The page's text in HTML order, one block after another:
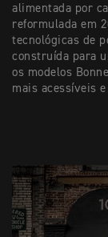
alimentada por
reformulada em
tecnológicas de
construída para
os modelos
mais acessíveis